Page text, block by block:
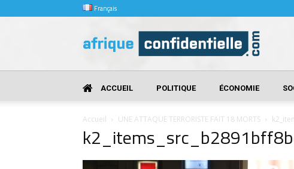
Français
Confidentielle
ACCUEIL POLITIQUE ÉCONOMIE
Accueil UNE ATTAQUE TERRORISTE FAIT 18 MORTS